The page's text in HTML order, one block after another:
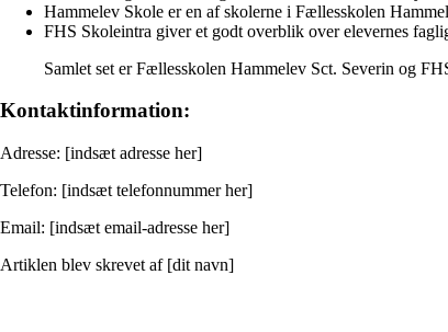
Hammelev Skole er en af skolerne i Fællesskolen
FHS Skoleintra giver et godt overblik over elevernes
Samlet set er Fællesskolen Hammelev Sct. Severin og
Kontaktinformation:
Adresse: [indsæt adresse her]
Telefon: [indsæt telefonnummer her]
Email: [indsæt email-adresse her]
Artiklen blev skrevet af [dit navn]